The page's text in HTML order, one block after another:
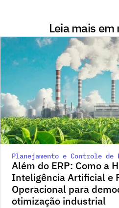
Leia mais em
Planejamento e Controle de
Além do ERP: Como a
Inteligência Artificial e
Operacional para
otimização industrial